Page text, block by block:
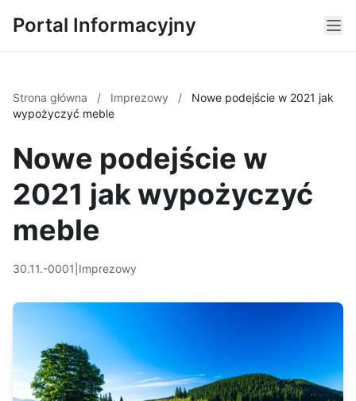
Portal Informacyjny
Strona główna / Imprezowy /
Nowe podejście w 2021 jak
wypożyczyć meble
Nowe podejście w
2021 jak wypożyczyć
meble
30.11.-0001 Imprezowy